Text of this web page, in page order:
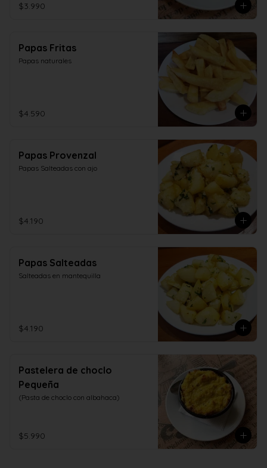
$3.990
Papas Fritas
Papas naturales
$4.590
Papas Provenzal
Papas Salteadas con ajo
$4.190
Papas Salteadas
Salteadas en mantequilla
$4.190
Pastelera de choclo
Pequeña
(Pasta de choclo con albahaca)
$5.990